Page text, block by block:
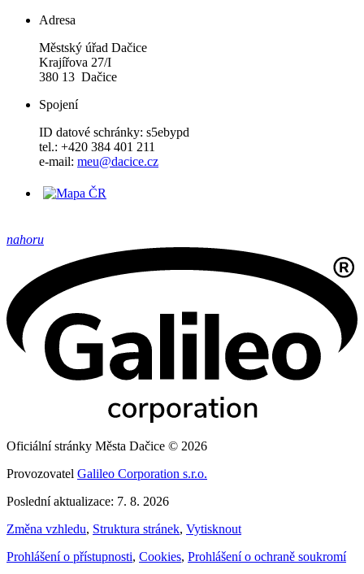
Adresa
Městský úřad Dačice
Krajířova 27/I
380 13 Dačice
Spojení
ID datové schránky: s5ebypd
tel.: +420 384 401 211
e-mail: meu@dacice.cz
nahoru
Oficiální stránky Města Dačice © 2026
Provozovatel Galileo Corporation s.r.o.
Poslední aktualizace: 7. 8. 2026
Změna vzhledu, Struktura stránek, Vytisknout
Prohlášení o přístupnosti, Cookies, Prohlášení o ochraně soukromí